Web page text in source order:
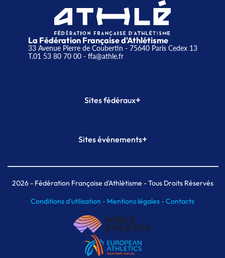
La Fédération Française d'Athlétisme
33 Avenue Pierre de Coubertin - 75640 Paris Cedex 13
T.01 53 80 70 00- ffa@athle.fr
Sites fédéraux+
Plateforme Formation
Sites événements+
Meeting de Paris indoor
MAIF Ekiden de Paris
2026- Fédération Française d'Athlétisme - Tous Droits Réservés
Conditions d'utilisation - Mentions légales -Contacts